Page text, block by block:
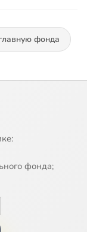
фонда
фонда;